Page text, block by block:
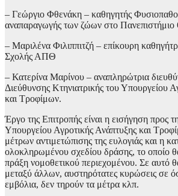
– Γεώργιο Φθενάκη – καθηγητής
αναπαραγωγής των ζώων στο Πανεπιστήμιο
– Μαριλένα Φιλιππιτζή – επίκουρη
Σχολής ΑΠΘ
– Κατερίνα Μαρίνου – αναπληρώτρια
Διεύθυνσης Κτηνιατρικής του Υπουργείου
και Τροφίμων.
Έργο της Επιτροπής είναι η εισήγηση προς
Υπουργείου Αγροτικής Ανάπτυξης και
μέτρων αντιμετώπισης της ευλογιάς και η
ολοκληρωμένου σχεδίου δράσης, το οποίο
πράξη νομοθετικού περιεχομένου. Σε αυτό
μεταξύ άλλων, αυστηρότατες κυρώσεις σε
εμβόλια, δεν τηρούν τα μέτρα κλπ.